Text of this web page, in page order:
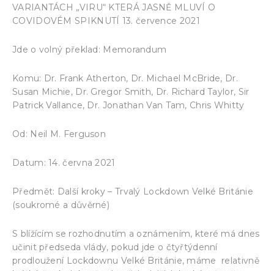
VARIANTÁCH „VIRU“ KTERÁ JASNĚ MLUVÍ O
COVIDOVÉM SPIKNUTÍ 13. července 2021
Jde o volný překlad: Memorandum
Komu: Dr. Frank Atherton, Dr. Michael McBride, Dr.
Susan Michie, Dr. Gregor Smith, Dr. Richard Taylor, Sir
Patrick Vallance, Dr. Jonathan Van Tam, Chris Whitty
Od: Neil M. Ferguson
Datum: 14. června 2021
Předmět: Další kroky – Trvalý Lockdown Velké Británie
(soukromé a důvěrné)
S blížícím se rozhodnutím a oznámením, které má dnes
učinit předseda vlády, pokud jde o čtyřtýdenní
prodloužení Lockdownu Velké Británie, máme relativně